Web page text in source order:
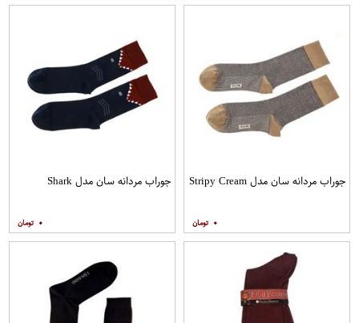
جوراب مردانه سان مدل Stripy Cream
۰
جوراب مردانه سان مدل Shark
۰